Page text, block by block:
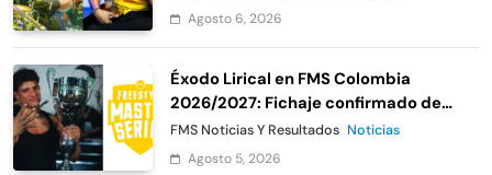
Agosto 6, 2026
Éxodo Lirical en FMS Colombia
2026/2027: Fichaje confirmado de
Urban Roosters
FMS Noticias Y Resultados Noticias
Agosto 5, 2026